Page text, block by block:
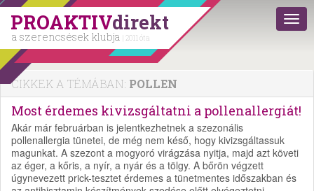
PROAKTIVdirekt
a szerencsések klubja | 2011 óta
CIKKEK A TÉMÁBAN: POLLEN
Most érdemes kivizsgáltatni a pollenallergiát!
Akár már februárban is jelentkezhetnek a szezonális
pollenallergia tünetei, de még nem késő, hogy kivizsgáltassuk
magunkat. A szezont a mogyoró virágzása nyitja, majd azt követi
az éger, a kőris, a nyír, a nyár és a tölgy. A bőrön végzett
úgynevezett prick-tesztet érdemes a tünetmentes időszakban és